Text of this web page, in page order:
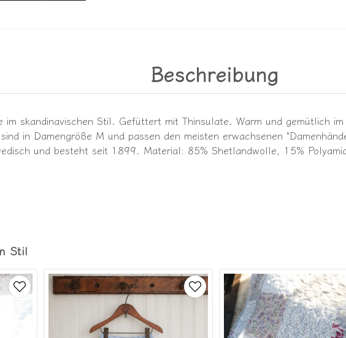
Stil
Beschreibung
im skandinavischen Stil. Gefüttert mit Thinsulate. Warm und gemütlich
in Damengröße M und passen den meisten erwachsenen
und besteht seit 1899. Material: 85% Shetlandwolle, 15%